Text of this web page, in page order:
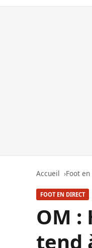
Accueil Foot
FOOT EN DIRECT
OM :
tend